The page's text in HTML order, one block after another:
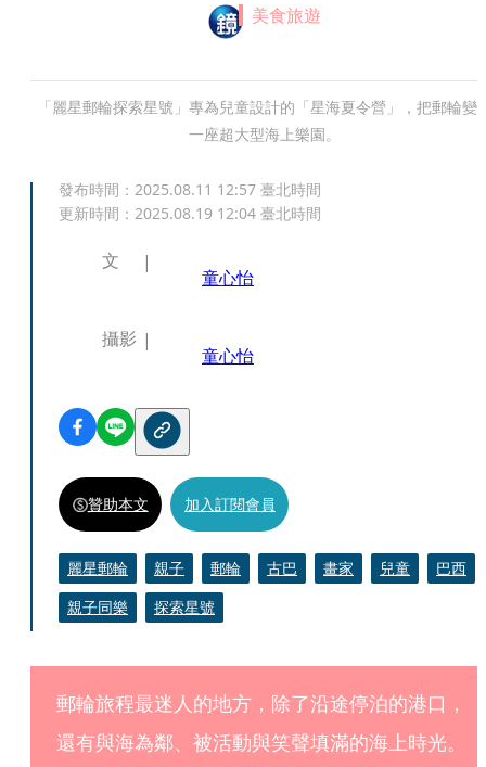
美食旅遊
「麗星郵輪探索星號」專為兒童設計的「星海夏令營」，把郵輪變
一座超大型海上樂園。
發布時間： 2025.08.11 12:57 臺北時間
更新時間： 2025.08.19 12:04 臺北時間
文
童心怡
攝影
童心怡
贊助本文 加入訂閱會員
麗星郵輪 親子 郵輪 古巴 畫家 兒童
巴西
親子同樂
探索星號
郵輪旅程最迷人的地方，除了沿途停泊的港口，
還有與海為鄰、被活動與笑聲填滿的海上時光。